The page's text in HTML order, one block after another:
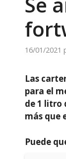
16/01/2021
Las
para el
de 1 litro
más que
Puede